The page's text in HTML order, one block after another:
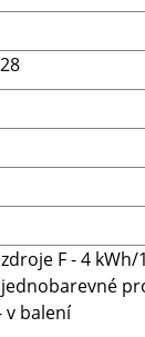
F - 4 kWh/
v balení